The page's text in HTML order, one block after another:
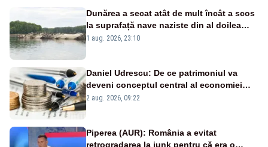
Dunărea a secat atât de mult încât a scos
la suprafață nave naziste din al doilea
război mondial
1 aug. 2026, 23:10
Daniel Udrescu: De ce patrimoniul va
deveni conceptul central al economiei
viitoare?
2 aug. 2026, 09:22
Piperea (AUR): România a evitat
retrogradarea la junk pentru că era o